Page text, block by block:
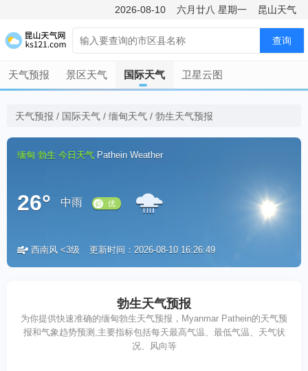
2026-08-10 六月廿八 星期一 昆山天气
查询
天气预报 景区天气 国际天气 卫星云图
天气预报 / 国际天气 / 缅甸天气 / 勃生天气预报
缅甸 勃生 今日天气 Pathein Weather
26° 中雨
优
西南风 <3级 更新时间：2026-08-10 16:26:49
勃生天气预报
为你提供快速准确的缅甸勃生天气预报，Myanmar Pathein的天气预
报和气象趋势预测,主要指标包括每天最高气温、最低气温、天气状
况、风向等